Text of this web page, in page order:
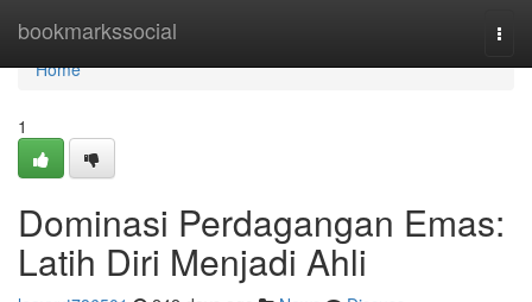
bookmarkssocial
Home
Home
1
Dominasi Perdagangan Emas:
Latih Diri Menjadi Ahli